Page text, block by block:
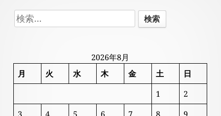
Footer
Content
検
索:
2026年8月
月
火 水 木 金 土
日
1
2